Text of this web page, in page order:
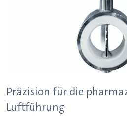
Präzision für die
Luftführung